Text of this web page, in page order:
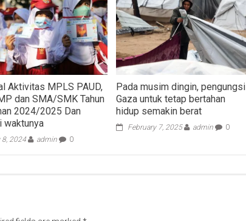
Aktivitas MPLS PAUD,
dan SMA/SMK Tahun
2024/2025 Dan
waktunya
8, 2024 admin 0
Pada musim dingin, pengungsi
Gaza untuk tetap bertahan
hidup semakin berat
February 7, 2025 admin 0